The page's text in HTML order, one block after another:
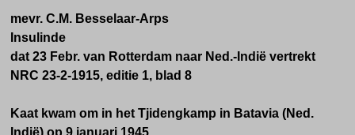
mevr. C.M. Besselaar-Arps
Insulinde
dat 23 Febr. van Rotterdam naar Ned.-Indië vertrekt
NRC 23-2-1915, editie 1, blad 8
Kaat kwam om in het Tjidengkamp in Batavia (Ned.
Indië) op 9 januari 1945.